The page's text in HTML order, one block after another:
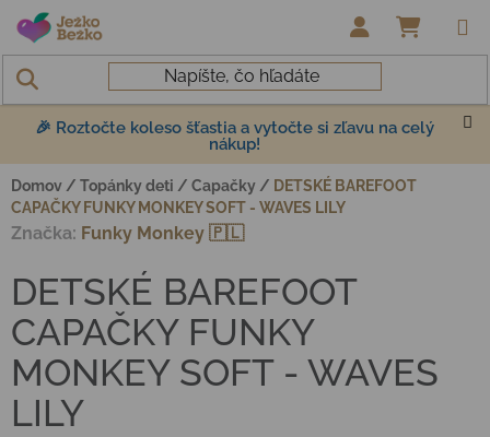
Prejsť na obsah
🎉 Roztočte koleso šťastia a vytočte si zľavu na celý
nákup!
Domov / Topánky deti / Capačky / DETSKÉ BAREFOOT
CAPAČKY FUNKY MONKEY SOFT - WAVES LILY
DETSKÉ BAREFOOT
CAPAČKY FUNKY
MONKEY SOFT - WAVES
LILY
Značka: Funky Monkey 🇵🇱